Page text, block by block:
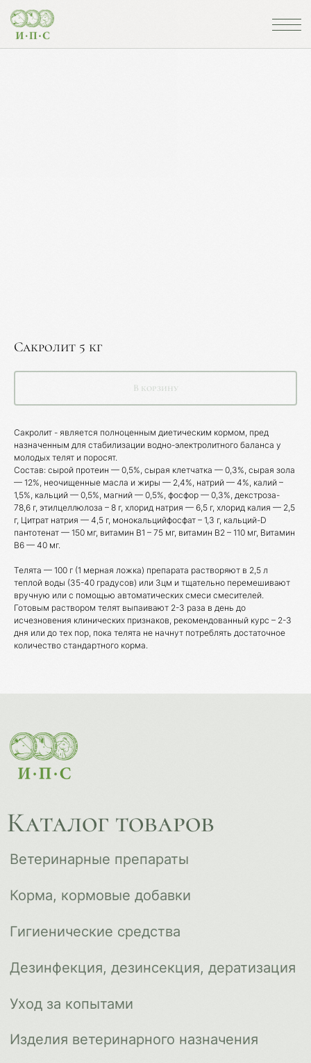
Сакролит 5 кг
В корзину
Сакролит - является полноценным диетическим кормом, пред
назначенным для стабилизации водно-электролитного баланса у
молодых телят и поросят.
Состав: сырой протеин — 0,5%, сырая клетчатка — 0,3%, сырая зола
— 12%, неочищенные масла и жиры — 2,4%, натрий — 4%, калий –
1,5%, кальций — 0,5%, магний — 0,5%, фосфор — 0,3%, декстроза-
78,6 г, этилцеллюлоза – 8 г, хлорид натрия — 6,5 г, хлорид калия — 2,5
г, Цитрат натрия — 4,5 г, монокальцийфосфат – 1,3 г, кальций-D
пантотенат — 150 мг, витамин B1 – 75 мг, витамин B2 – 110 мг, Витамин
B6 — 40 мг.
Телята — 100 г (1 мерная ложка) препарата растворяют в 2,5 л
теплой воды (35-40 градусов) или 3цм и тщательно перемешивают
вручную или с помощью автоматических смеси смесителей.
Готовым раствором телят выпаивают 2-3 раза в день до
исчезновения клинических признаков, рекомендованный курс – 2-3
дня или до тех пор, пока телята не начнут потреблять достаточное
количество стандартного корма.
Каталог товаров
ips66@bk.ru
О компании
Контакты
Ветеринарные препараты
Корма, кормовые добавки
Дезинфекция, дезинсекция, дератизация
Изделия ветеринарного назначения
Сопутствующие товары
Новости